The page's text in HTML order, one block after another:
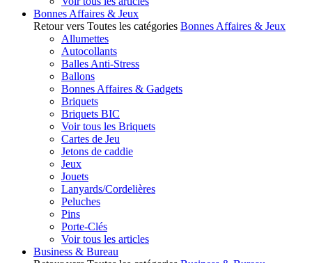
Bonnes Affaires & Jeux
Retour vers Toutes les catégories Bonnes Affaires & Jeux
Allumettes
Autocollants
Balles Anti-Stress
Ballons
Bonnes Affaires & Gadgets
Briquets
Briquets BIC
Voir tous les Briquets
Cartes de Jeu
Jetons de caddie
Jeux
Jouets
Lanyards/Cordelières
Peluches
Pins
Porte-Clés
Voir tous les articles
Business & Bureau